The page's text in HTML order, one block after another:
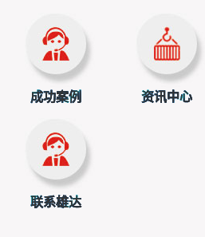
固体颗粒既然是属于化工类的
书，这类证书是化学品安全说明
成功案例 资讯中心
联系雄达